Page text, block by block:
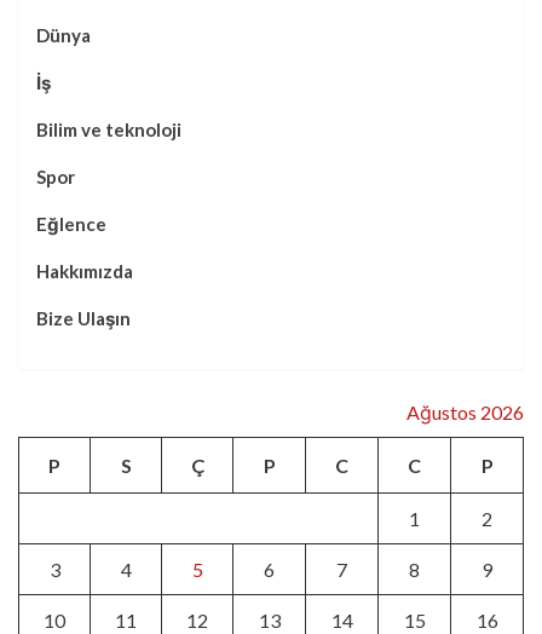
Dünya
İş
Bilim ve teknoloji
Spor
Eğlence
Hakkımızda
Bize Ulaşın
Ağustos 2026
P S Ç P C C P
1 2
3 4 5 6 7 8 9
10 11 12 13 14 15 16